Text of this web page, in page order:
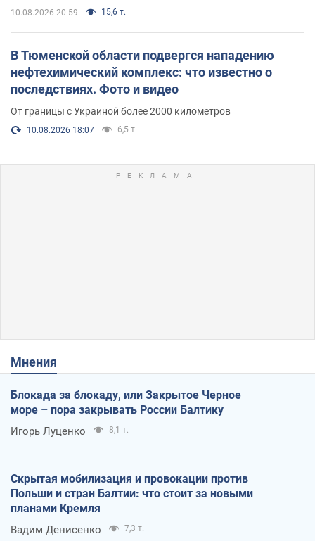
10.08.2026 20:59 15,6 т.
В Тюменской области подвергся нападению
нефтехимический комплекс: что известно о
последствиях. Фото и видео
От границы с Украиной более 2000 километров
10.08.2026 18:07 6,5 т.
Мнения
Блокада за блокаду, или Закрытое Черное
море – пора закрывать России Балтику
Игорь Луценко 8,1 т.
Скрытая мобилизация и провокации против
Польши и стран Балтии: что стоит за новыми
планами Кремля
Вадим Денисенко 7,3 т.